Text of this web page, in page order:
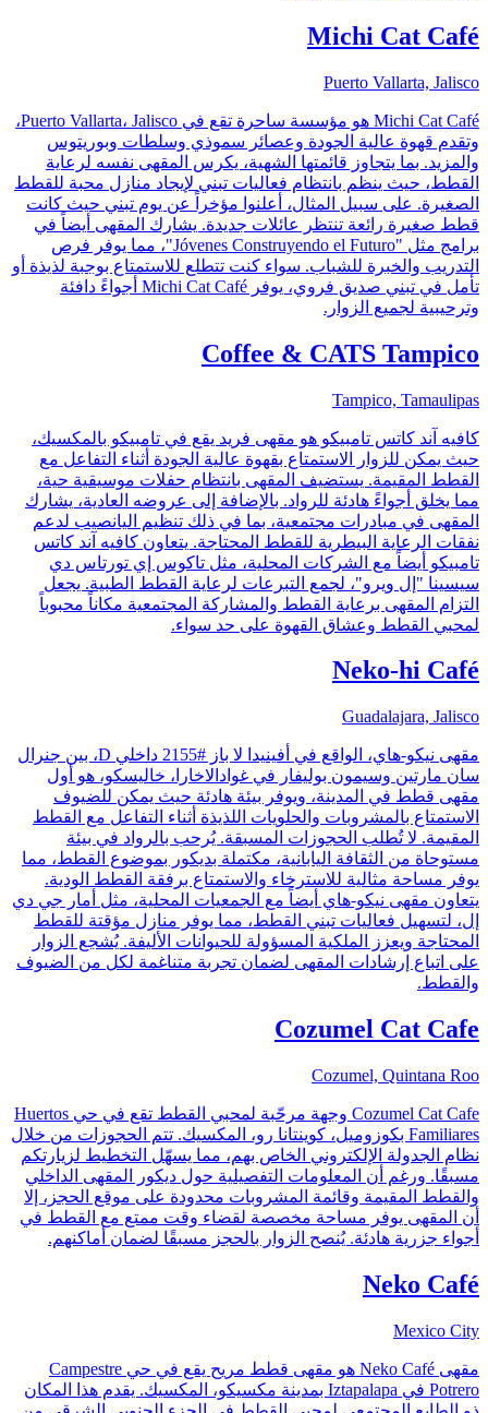
Michi Cat Café
Puerto Vallarta, Jalisco
Michi Cat Café هو مؤسسة ساحرة تقع في Puerto Vallarta، Jalisco،
وتقدم قهوة عالية الجودة وعصائر سموذي وسلطات وبوريتوس
والمزيد. بما يتجاوز قائمتها الشهية، يكرس المقهى نفسه لرعاية
القطط، حيث ينظم بانتظام فعاليات تبني لإيجاد منازل محبة للقطط
الصغيرة. على سبيل المثال، أعلنوا مؤخراً عن يوم تبني حيث كانت
قطط صغيرة رائعة تنتظر عائلات جديدة. يشارك المقهى أيضاً في
برامج مثل "Jóvenes Construyendo el Futuro"، مما يوفر فرص
التدريب والخبرة للشباب. سواء كنت تتطلع للاستمتاع بوجبة لذيذة أو
تأمل في تبني صديق فروي، يوفر Michi Cat Café أجواءً دافئة
وترحيبية لجميع الزوار.
Coffee & CATS Tampico
Tampico, Tamaulipas
كافيه آند كاتس تامبيكو هو مقهى فريد يقع في تامبيكو بالمكسيك،
حيث يمكن للزوار الاستمتاع بقهوة عالية الجودة أثناء التفاعل مع
القطط المقيمة. يستضيف المقهى بانتظام حفلات موسيقية حية،
مما يخلق أجواءً هادئة للرواد. بالإضافة إلى عروضه العادية، يشارك
المقهى في مبادرات مجتمعية، بما في ذلك تنظيم اليانصيب لدعم
نفقات الرعاية البيطرية للقطط المحتاجة. يتعاون كافيه آند كاتس
تامبيكو أيضاً مع الشركات المحلية، مثل تاكوس إي تورتاس دي
سيسينا "إل ويرو"، لجمع التبرعات لرعاية القطط الطبية. يجعل
التزام المقهى برعاية القطط والمشاركة المجتمعية مكاناً محبوباً
لمحبي القطط وعشاق القهوة على حد سواء.
Neko-hi Café
Guadalajara, Jalisco
مقهى نيكو-هاي، الواقع في أفينيدا لا باز #2155 داخلي D، بين جنرال
سان مارتين وسيمون بوليفار في غوادالاخارا، خاليسكو، هو أول
مقهى قطط في المدينة، ويوفر بيئة هادئة حيث يمكن للضيوف
الاستمتاع بالمشروبات والحلويات اللذيذة أثناء التفاعل مع القطط
المقيمة. لا تُطلب الحجوزات المسبقة. يُرحب بالرواد في بيئة
مستوحاة من الثقافة اليابانية، مكتملة بديكور بموضوع القطط، مما
يوفر مساحة مثالية للاسترخاء والاستمتاع برفقة القطط الودية.
يتعاون مقهى نيكو-هاي أيضاً مع الجمعيات المحلية، مثل أمار جي دي
إل، لتسهيل فعاليات تبني القطط، مما يوفر منازل مؤقتة للقطط
المحتاجة ويعزز الملكية المسؤولة للحيوانات الأليفة. يُشجع الزوار
على اتباع إرشادات المقهى لضمان تجربة متناغمة لكل من الضيوف
والقطط.
Cozumel Cat Cafe
Cozumel, Quintana Roo
Cozumel Cat Cafe وجهة مرحّبة لمحبي القطط تقع في حي Huertos
Familiares بكوزوميل، كوينتانا رو، المكسيك. تتم الحجوزات من خلال
نظام الجدولة الإلكتروني الخاص بهم، مما يسهّل التخطيط لزيارتكم
مسبقًا. ورغم أن المعلومات التفصيلية حول ديكور المقهى الداخلي
والقطط المقيمة وقائمة المشروبات محدودة على موقع الحجز، إلا
أن المقهى يوفر مساحة مخصصة لقضاء وقت ممتع مع القطط في
أجواء جزرية هادئة. يُنصح الزوار بالحجز مسبقًا لضمان أماكنهم.
Neko Café
Mexico City
مقهى Neko Café هو مقهى قطط مريح يقع في حي Campestre
Potrero في Iztapalapa بمدينة مكسيكو، المكسيك. يقدم هذا المكان